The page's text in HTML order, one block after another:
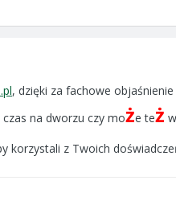
, dzięki za fachowe
na dworzu czy może też
korzystali z Twoich